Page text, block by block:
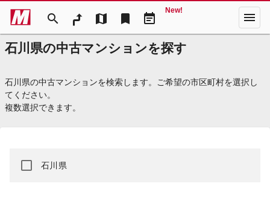
search map bookmark event_note
New! menu
石川県の中古マンションを探す
石川県の中古マンションを検索します。ご希望の市区町村を選択し
てください。
複数選択できます。
石川県